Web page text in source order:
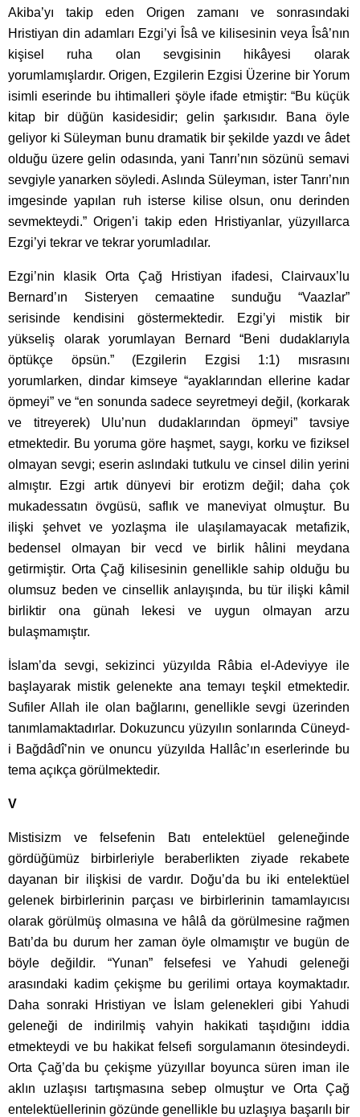
Akiba’yı takip eden Origen zamanı ve sonrasındaki
Hristiyan din adamları Ezgi’yi Îsâ ve kilisesinin veya Îsâ’nın
kişisel ruha olan sevgisinin hikâyesi olarak
yorumlamışlardır. Origen, Ezgilerin Ezgisi Üzerine bir Yorum
isimli eserinde bu ihtimalleri şöyle ifade etmiştir: “Bu küçük
kitap bir düğün kasidesidir; gelin şarkısıdır. Bana öyle
geliyor ki Süleyman bunu dramatik bir şekilde yazdı ve âdet
olduğu üzere gelin odasında, yani Tanrı’nın sözünü semavi
sevgiyle yanarken söyledi. Aslında Süleyman, ister Tanrı’nın
imgesinde yapılan ruh isterse kilise olsun, onu derinden
sevmekteydi.” Origen’i takip eden Hristiyanlar, yüzyıllarca
Ezgi’yi tekrar ve tekrar yorumladılar.
Ezgi’nin klasik Orta Çağ Hristiyan ifadesi, Clairvaux’lu
Bernard’ın Sisteryen cemaatine sunduğu “Vaazlar”
serisinde kendisini göstermektedir. Ezgi’yi mistik bir
yükseliş olarak yorumlayan Bernard “Beni dudaklarıyla
öptükçe öpsün.” (Ezgilerin Ezgisi 1:1) mısrasını
yorumlarken, dindar kimseye “ayaklarından ellerine kadar
öpmeyi” ve “en sonunda sadece seyretmeyi değil, (korkarak
ve titreyerek) Ulu’nun dudaklarından öpmeyi” tavsiye
etmektedir. Bu yoruma göre haşmet, saygı, korku ve fiziksel
olmayan sevgi; eserin aslındaki tutkulu ve cinsel dilin yerini
almıştır. Ezgi artık dünyevi bir erotizm değil; daha çok
mukadessatın övgüsü, saflık ve maneviyat olmuştur. Bu
ilişki şehvet ve yozlaşma ile ulaşılamayacak metafizik,
bedensel olmayan bir vecd ve birlik hâlini meydana
getirmiştir. Orta Çağ kilisesinin genellikle sahip olduğu bu
olumsuz beden ve cinsellik anlayışında, bu tür ilişki kâmil
birliktir ona günah lekesi ve uygun olmayan arzu
bulaşmamıştır.
İslam’da sevgi, sekizinci yüzyılda Râbia el-Adeviyye ile
başlayarak mistik gelenekte ana temayı teşkil etmektedir.
Sufiler Allah ile olan bağlarını, genellikle sevgi üzerinden
tanımlamaktadırlar. Dokuzuncu yüzyılın sonlarında Cüneyd-
i Bağdâdî’nin ve onuncu yüzyılda Hallâc’ın eserlerinde bu
tema açıkça görülmektedir.
V
Mistisizm ve felsefenin Batı entelektüel geleneğinde
gördüğümüz birbirleriyle beraberlikten ziyade rekabete
dayanan bir ilişkisi de vardır. Doğu’da bu iki entelektüel
gelenek birbirlerinin parçası ve birbirlerinin tamamlayıcısı
olarak görülmüş olmasına ve hâlâ da görülmesine rağmen
Batı’da bu durum her zaman öyle olmamıştır ve bugün de
böyle değildir. “Yunan” felsefesi ve Yahudi geleneği
arasındaki kadim çekişme bu gerilimi ortaya koymaktadır.
Daha sonraki Hristiyan ve İslam gelenekleri gibi Yahudi
geleneği de indirilmiş vahyin hakikati taşıdığını iddia
etmekteydi ve bu hakikat felsefi sorgulamanın ötesindeydi.
Orta Çağ’da bu çekişme yüzyıllar boyunca süren iman ile
aklın uzlaşısı tartışmasına sebep olmuştur ve Orta Çağ
entelektüellerinin gözünde genellikle bu uzlaşıya başarılı bir